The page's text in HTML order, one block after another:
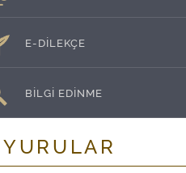
E-DİLEKÇE
BİLGİ EDİNME